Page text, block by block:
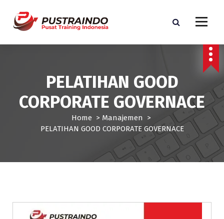
PELATIHAN GOOD
CORPORATE GOVERNACE
Home > Manajemen >
PELATIHAN GOOD CORPORATE GOVERNACE